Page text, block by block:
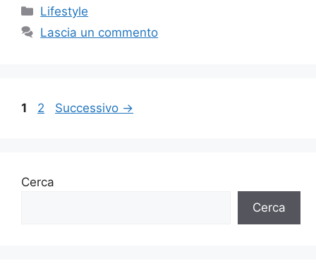
Categorie
Lifestyle
Lascia un commento
Pagina
1 Pagina
2 Successivo →
Cerca
Cerca